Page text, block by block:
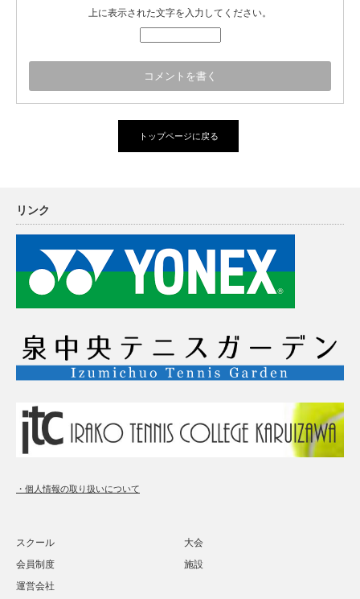
上に表示された文字を入力してください。
トップページに戻る
リンク
・個人情報の取り扱いについて
スクール
大会
会員制度
施設
運営会社